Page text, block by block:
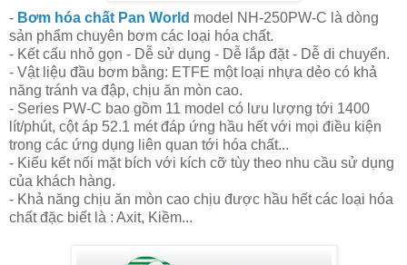
- Bơm hóa chất Pan World model NH-250PW-C là dòng
sản phẩm chuyên bơm các loại hóa chất.
- Kết cấu nhỏ gọn - Dễ sử dụng - Dễ lắp đặt - Dễ di chuyển.
- Vật liệu đầu bơm bằng: ETFE một loại nhựa dẻo có khả
năng tránh va đập, chịu ăn mòn cao.
- Series PW-C bao gồm 11 model có lưu lượng tới 1400
lít/phút, cột áp 52.1 mét đáp ứng hầu hết với mọi điều kiện
trong các ứng dụng liên quan tới hóa chất...
- Kiểu kết nối mặt bích với kích cỡ tùy theo nhu cầu sử dụng
của khách hàng.
- Khả năng chịu ăn mòn cao chịu được hầu hết các loại hóa
chất đặc biết là : Axit, Kiềm...